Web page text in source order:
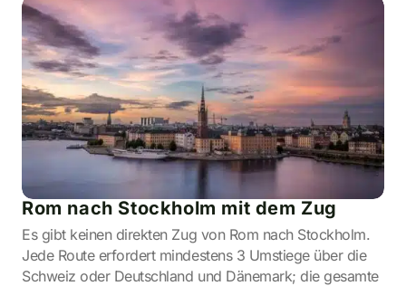
Rom nach Stockholm mit dem Zug
Es gibt keinen direkten Zug von Rom nach Stockholm.
Jede Route erfordert mindestens 3 Umstiege über die
Schweiz oder Deutschland und Dänemark; die gesamte